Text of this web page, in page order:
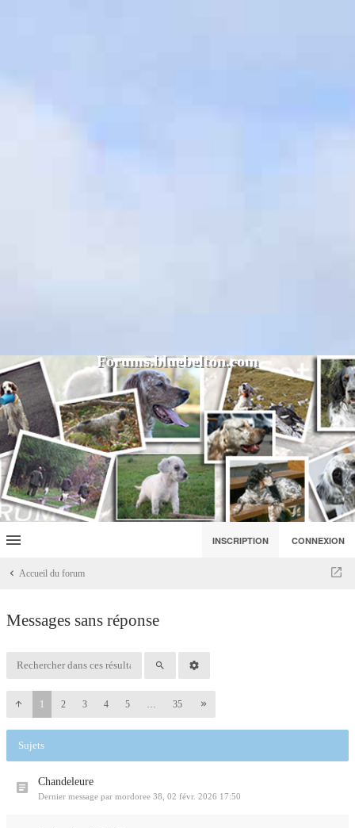
Forums.bluebelton.com
INSCRIPTION CONNEXION
Accueil du forum
Messages sans réponse
1 2 3 4 5 … 35
Sujets
Chandeleure
Dernier message par mordoree 38 02 févr. 2026 17:50